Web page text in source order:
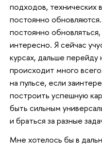
подходов, технических
постоянно
постоянно
интересно. Я сейчас
курсах, дальше перейду
происходит много
на пульсе, если
построить успешную
быть сильным
и браться за разные
Мне хотелось бы в